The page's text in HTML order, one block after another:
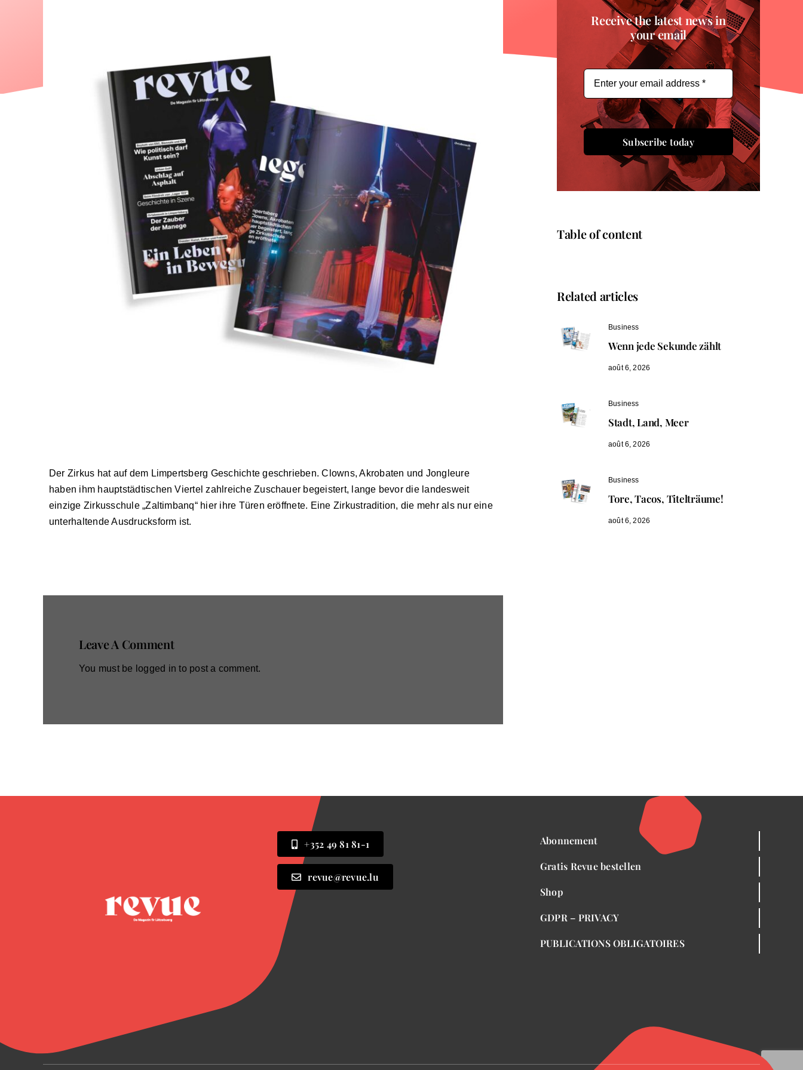
Der Zirkus hat auf dem Limpertsberg Geschichte geschrieben. Clowns, Akrobaten und Jongleure
haben ihm hauptstädtischen Viertel zahlreiche Zuschauer begeistert, lange bevor die landesweit
einzige Zirkusschule „Zaltimbanq“ hier ihre Türen eröffnete. Eine Zirkustradition, die mehr als nur eine
unterhaltende Ausdrucksform ist.
Leave A Comment
You must be logged in to post a comment.
Receive the latest news in
your email
Subscribe today
Table of content
Related articles
Business
Wenn jede Sekunde zählt
août 6, 2026
Business
Stadt, Land, Meer
août 6, 2026
Business
Tore, Tacos, Titelträume!
août 6, 2026
+352 49 81 81-1
revue@revue.lu
Abonnement
Gratis Revue bestellen
Shop
GDPR – PRIVACY
PUBLICATIONS OBLIGATOIRES